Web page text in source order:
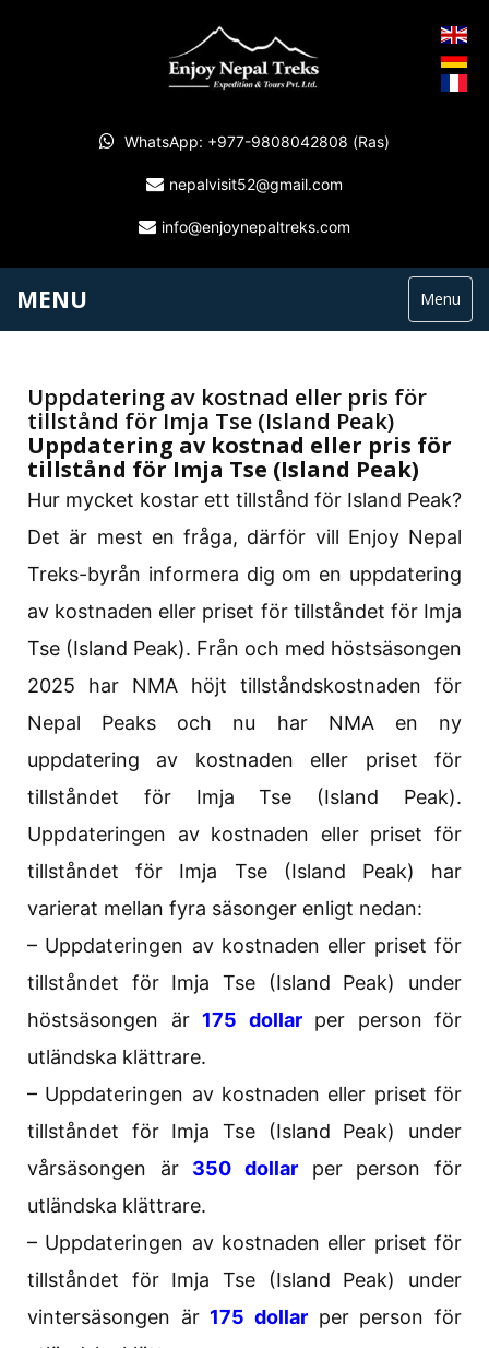
WhatsApp: +977-9808042808 (Ras)
nepalvisit52@gmail.com
info@enjoynepaltreks.com
MENU Menu
Uppdatering av kostnad eller pris för
tillstånd för Imja Tse (Island Peak)
Uppdatering av kostnad eller pris för
tillstånd för Imja Tse (Island Peak)
Hur mycket kostar ett tillstånd för Island Peak?
Det är mest en fråga, därför vill Enjoy Nepal
Treks-byrån informera dig om en uppdatering
av kostnaden eller priset för tillståndet för Imja
Tse (Island Peak). Från och med höstsäsongen
2025 har NMA höjt tillståndskostnaden för
Nepal Peaks och nu har NMA en ny
uppdatering av kostnaden eller priset för
tillståndet för Imja Tse (Island Peak).
Uppdateringen av kostnaden eller priset för
tillståndet för Imja Tse (Island Peak) har
varierat mellan fyra säsonger enligt nedan:
– Uppdateringen av kostnaden eller priset för
tillståndet för Imja Tse (Island Peak) under
höstsäsongen är 175 dollarper person för
utländska klättrare.
– Uppdateringen av kostnaden eller priset för
tillståndet för Imja Tse (Island Peak) under
vårsäsongen är 350 dollar per person för
utländska klättrare.
– Uppdateringen av kostnaden eller priset för
tillståndet för Imja Tse (Island Peak) under
vintersäsongen är 175 dollar per person för